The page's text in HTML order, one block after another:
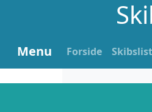
Menu Forside